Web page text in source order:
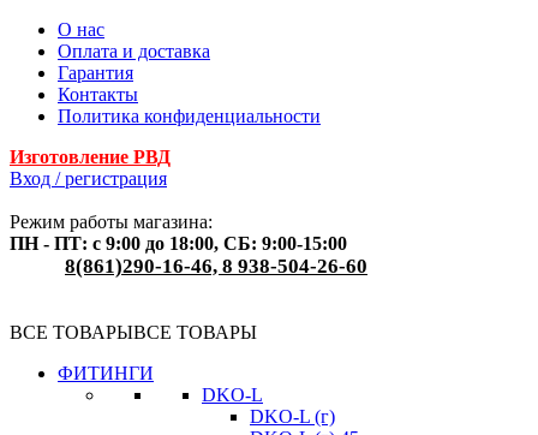
О нас
Оплата и доставка
Гарантия
Контакты
Политика конфиденциальности
Изготовление РВД
Вход / регистрация
Режим работы магазина:
ПН - ПТ: с 9:00 до 18:00, СБ: 9:00-15:00
8(861)290-16-46, 8 938-504-26-60
ВСЕ ТОВАРЫВСЕ ТОВАРЫ
ФИТИНГИ
DKO-L
DKO-L (г)